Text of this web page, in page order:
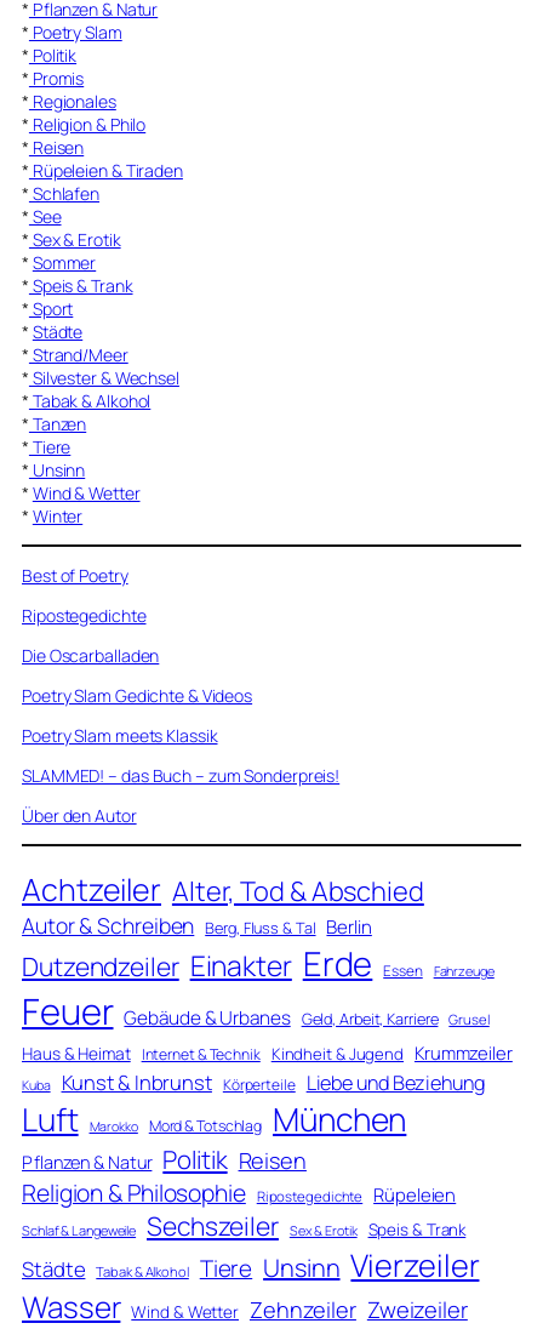
* Pflanzen & Natur
* Poetry Slam
* Politik
* Promis
* Regionales
* Religion & Philo
* Reisen
* Rüpeleien & Tiraden
* Schlafen
* See
* Sex & Erotik
* Sommer
* Speis & Trank
* Sport
* Städte
* Strand/Meer
* Silvester & Wechsel
* Tabak & Alkohol
* Tanzen
* Tiere
* Unsinn
* Wind & Wetter
* Winter
Best of Poetry
Ripostegedichte
Die Oscarballaden
Poetry Slam Gedichte & Videos
Poetry Slam meets Klassik
SLAMMED! – das Buch – zum Sonderpreis!
Über den Autor
Achtzeiler Alter, Tod & Abschied
Autor & Schreiben Berg, Fluss & Tal Berlin
Dutzendzeiler Einakter Erde Essen Fahrzeuge
Feuer Gebäude & Urbanes Geld, Arbeit, Karriere Grusel
Haus & Heimat Internet & Technik Kindheit & Jugend Krummzeiler
Kuba Kunst & Inbrunst Körperteile Liebe und Beziehung
Luft Marokko Mord & Totschlag München
Pflanzen & Natur Politik Reisen
Religion & Philosophie Ripostegedichte Rüpeleien
Schlaf & Langeweile Sechszeiler Sex & Erotik Speis & Trank
Städte Tabak & Alkohol Tiere Unsinn Vierzeiler
Wasser Wind & Wetter Zehnzeiler Zweizeiler